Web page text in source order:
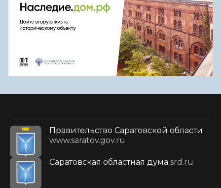
Правительство Саратовской области
www.saratov.gov.ru
Саратовская областная дума srd.ru